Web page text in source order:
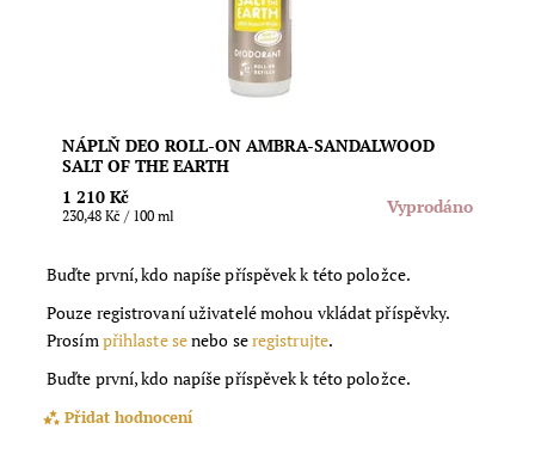
Vyprodáno
Salt of the Earth
NÁPLŇ DEO ROLL-ON AMBRA-SANDALWOOD
SALT OF THE EARTH
1 210 Kč
230,48 Kč / 100 ml Vyprodáno
Buďte první, kdo napíše příspěvek k této položce.
Pouze registrovaní uživatelé mohou vkládat příspěvky.
Prosímpřihlaste senebo seregistrujte.
Buďte první, kdo napíše příspěvek k této položce.
Přidat hodnocení